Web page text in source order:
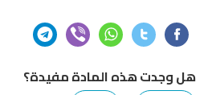
هل وجدت هذه المادة مفيدة؟